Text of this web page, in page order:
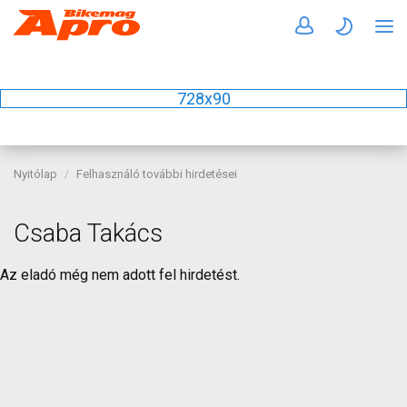
728x90
Nyitólap Felhasználó további hirdetései
Csaba Takács
Az eladó még nem adott fel hirdetést.